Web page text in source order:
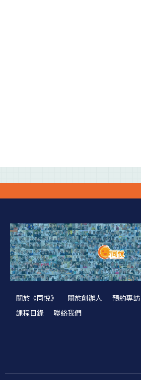
關於《同悅》 關於創辦人 預約專訪
課程目錄
聯絡我們